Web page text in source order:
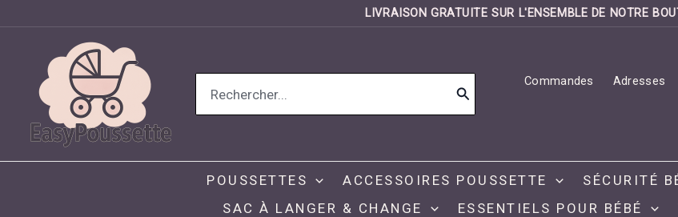
LIVRAISON GRATUITE SUR L'ENSEMBLE DE NOTRE
contenu
Search
for:
Commandes Adresses
POUSSETTES ACCESSOIRES POUSSETTE SÉCURITÉ
SAC À LANGER & CHANGE
ESSENTIELS POUR BÉBÉ